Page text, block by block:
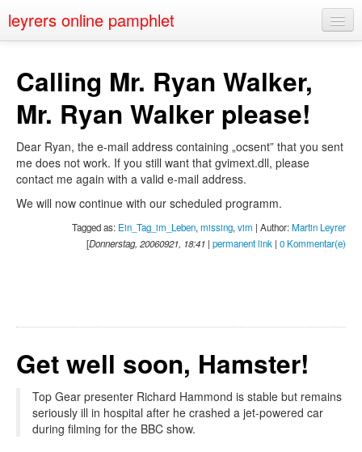
leyrers online pamphlet
About
Public Speaking
Nerd Events
Contact
Calling Mr. Ryan Walker,
Mr. Ryan Walker please!
Dear Ryan, the e-mail address containing „ocsent” that you sent
me does not work. If you still want that gvimext.dll, please
contact me again with a valid e-mail address.
We will now continue with our scheduled programm.
Tagged as: Ein_Tag_im_Leben, missing, vim | Author:Martin Leyrer
[Donnerstag, 20060921, 18:41 | permanent link | 0 Kommentar(e)
Get well soon, Hamster!
Top Gear presenter Richard Hammond is stable but remains
seriously ill in hospital after he crashed a jet-powered car
during filming for the BBC show.